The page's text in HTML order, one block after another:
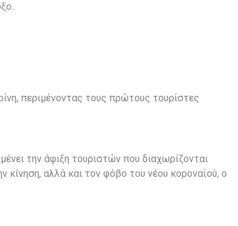
περιμένοντας τους πρώτους τουρίστες
την άφιξη τουριστών που διαχωρίζονται
κίνηση, αλλά και τον φόβο του νέου κοροναϊού, ο